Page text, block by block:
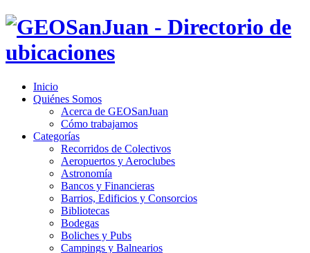
Inicio
Quiénes Somos
Acerca de GEOSanJuan
Cómo trabajamos
Categorías
Recorridos de Colectivos
Aeropuertos y Aeroclubes
Astronomía
Bancos y Financieras
Barrios, Edificios y Consorcios
Bibliotecas
Bodegas
Boliches y Pubs
Campings y Balnearios